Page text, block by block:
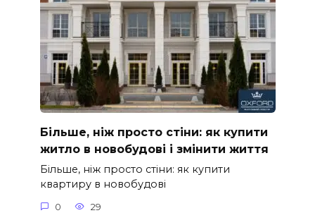
Більше, ніж просто стіни: як купити
житло в новобудові і змінити життя
Більше, ніж просто стіни: як купити
квартиру в новобудові
0 29